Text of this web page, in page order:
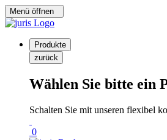
Menü öffnen
Produkte
zurück
Wählen Sie bitte ein
Schalten Sie mit unseren flexibel
0